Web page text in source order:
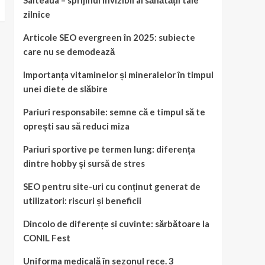
zilnice
Articole SEO evergreen în 2025: subiecte
care nu se demodează
Importanța vitaminelor și mineralelor în timpul
unei diete de slăbire
Pariuri responsabile: semne că e timpul să te
oprești sau să reduci miza
Pariuri sportive pe termen lung: diferența
dintre hobby și sursă de stres
SEO pentru site-uri cu conținut generat de
utilizatori: riscuri și beneficii
Dincolo de diferențe si cuvinte: sărbătoare la
CONIL Fest
Uniforma medicală în sezonul rece. 3